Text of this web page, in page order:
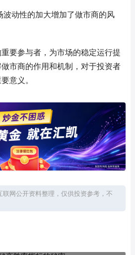
波动性的加大增加了做市商的风
要参与者，为市场的稳定运行提
市商的作用和机制，对于投资者
意义。
联网公开资料整理，仅供投资参考，不